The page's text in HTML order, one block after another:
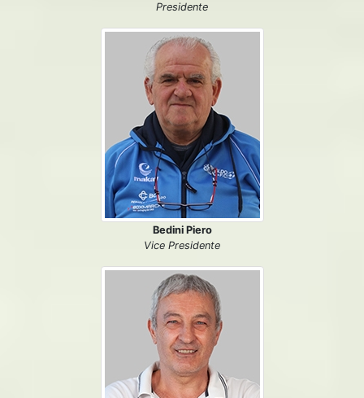
Presidente
Bedini Piero
Vice Presidente